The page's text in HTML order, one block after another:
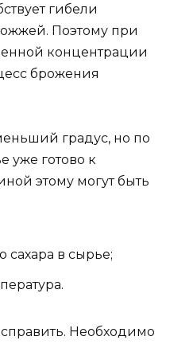
гибели
Поэтому при
концентрации
брожения
градус, но по
уже готово к
этому могут быть
сахара в сырье;
Необходимо